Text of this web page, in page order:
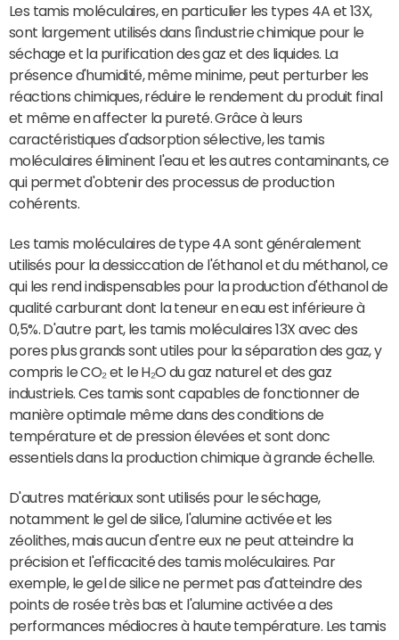
Les tamis moléculaires, en particulier les types 4A et 13X,
sont largement utilisés dans l'industrie chimique pour le
séchage et la purification des gaz et des liquides. La
présence d'humidité, même minime, peut perturber les
réactions chimiques, réduire le rendement du produit final
et même en affecter la pureté. Grâce à leurs
caractéristiques d'adsorption sélective, les tamis
moléculaires éliminent l'eau et les autres contaminants, ce
qui permet d'obtenir des processus de production
cohérents.
Les tamis moléculaires de type 4A sont généralement
utilisés pour la dessiccation de l'éthanol et du méthanol, ce
qui les rend indispensables pour la production d'éthanol de
qualité carburant dont la teneur en eau est inférieure à
0,5%. D'autre part, les tamis moléculaires 13X avec des
pores plus grands sont utiles pour la séparation des gaz, y
compris le CO₂ et le H₂O du gaz naturel et des gaz
industriels. Ces tamis sont capables de fonctionner de
manière optimale même dans des conditions de
température et de pression élevées et sont donc
essentiels dans la production chimique à grande échelle.
D'autres matériaux sont utilisés pour le séchage,
notamment le gel de silice, l'alumine activée et les
zéolithes, mais aucun d'entre eux ne peut atteindre la
précision et l'efficacité des tamis moléculaires. Par
exemple, le gel de silice ne permet pas d'atteindre des
points de rosée très bas et l'alumine activée a des
performances médiocres à haute température. Les tamis